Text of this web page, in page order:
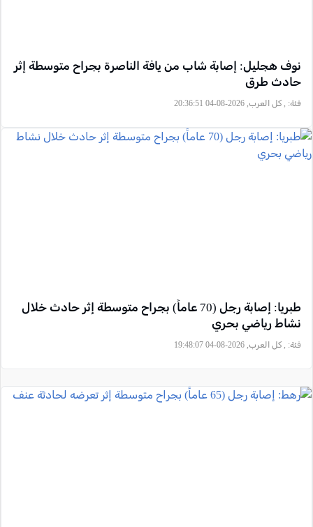
نوف هجليل: إصابة شاب من يافة الناصرة بجراح متوسطة إثر
حادث طرق
فئة: , كل العرب, 2026-08-04 20:36:51
طبريا: إصابة رجل (70 عاماً) بجراح متوسطة إثر حادث خلال
نشاط رياضي بحري
فئة: , كل العرب, 2026-08-04 19:48:07